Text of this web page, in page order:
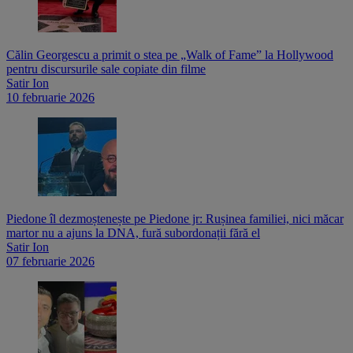
Călin Georgescu a primit o stea pe „Walk of Fame” la Hollywood
pentru discursurile sale copiate din filme
Satir Ion
10 februarie 2026
Piedone îl dezmoștenește pe Piedone jr: Rușinea familiei, nici măcar
martor nu a ajuns la DNA, fură subordonații fără el
Satir Ion
07 februarie 2026